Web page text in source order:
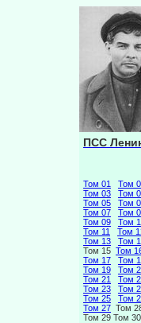
ПСС
Том 01
Том
Том 03
Том
Том 05
Том
Том 07
Том
Том 09
Том
Том 11
Том
Том 13
Том
Том 15 Том
Том 17
Том
Том 19
Том
Том 21
Том
Том 23
Том
Том 25
Том
Том 27 Том
Том 29 Том 30